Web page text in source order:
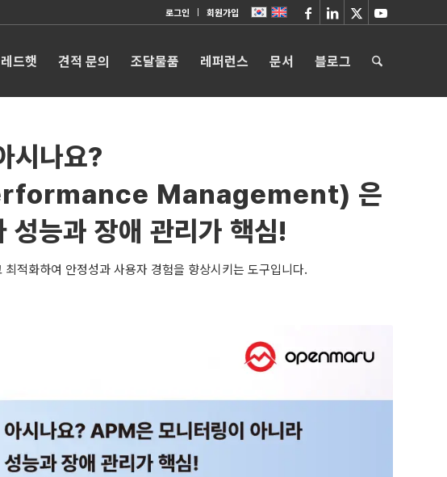
로그인 회원가입
레드햇 견적 문의 조달물품 레퍼런스 문서 블로그
시나요?
Management) 은
성능과 장애 관리가 핵심!
적화하여 안정성과 사용자 경험을 향상시키는 도구입니다.